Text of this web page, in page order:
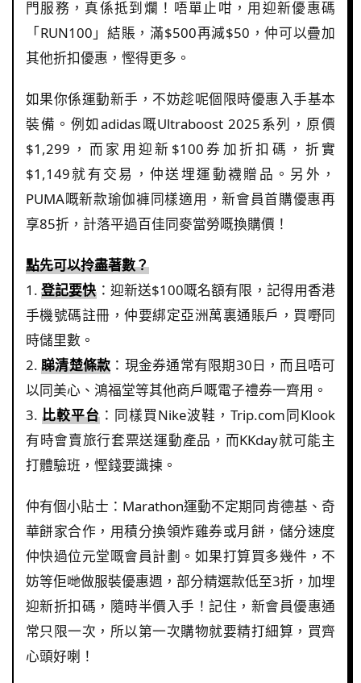
門服務，真係抵到爛！唔單止咁，用迎新優惠碼
「RUN100」結賬，滿$500再減$50，仲可以疊加
其他折扣優惠，慳得更多。
如果你係運動新手，不妨趁呢個限時優惠入手基本
裝備。例如adidas嘅Ultraboost 2025系列，原價
$1,299，而家用迎新$100券加折扣碼，折實
$1,149就有交易，仲送埋運動襪贈品。另外，
PUMA嘅新款瑜伽褲同樣適用，新會員首購優惠再
享85折，計落平過百佳同麥當勞嘅換購價！
點先可以拎盡著數？
1.登記要快：迎新送$100嘅名額有限，記得用香港
手機號碼註冊，仲要綁定亞洲萬裏通賬戶，買嘢同
時儲里數。
2.睇清楚條款 ：現金券通常有限期30日，而且唔可
以同美心、鴻福堂等其他商戶嘅電子禮券一齊用。
3. 比較平台 ：同樣買Nike波鞋，Trip.com同Klook
有時會賣旅行套票送運動產品，而KKday就可能主
打體驗班，慳錢要識揀。
仲有個小貼士：Marathon運動不定期同肯德基、奇
華餅家合作，用積分換領炸雞券或月餅，儲分速度
仲快過位元堂嘅會員計劃。如果打算買多幾件，不
妨等佢哋做服裝優惠週，部分精選款低至3折，加埋
迎新折扣碼，隨時半價入手！記住，新會員優惠通
常只限一次，所以第一次購物就要精打細算，買齊
心頭好喇！